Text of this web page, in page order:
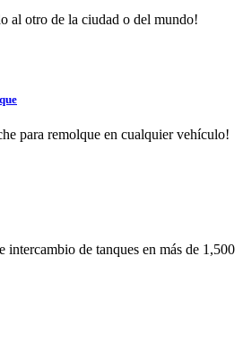
al otro de la ciudad o del mundo!
para remolque en cualquier vehículo!
intercambio de tanques en más de 1,500